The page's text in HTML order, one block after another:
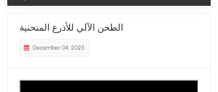
بالعربية
الطحن الآلي للأذرع المنحنية
December 04, 2025